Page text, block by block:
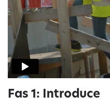
Fas 1: Introduce